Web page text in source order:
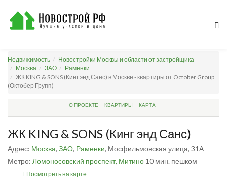
Недвижимость
Новостройки Москвы и области от застройщика
Москва
ЗАО
Раменки
ЖК KING & SONS (Кинг энд Санс) в Москве - квартиры от October Group
(Октобер Групп)
О ПРОЕКТЕ КВАРТИРЫ КАРТА
ЖК KING & SONS (Кинг энд Санс)
Адрес: Москва, ЗАО, Раменки, Мосфильмовская улица, 31А
Метро: Ломоносовский проспект, Митино 10 мин. пешком
Посмотреть на карте